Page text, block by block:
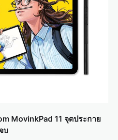
MovinkPad 11 จุดประกาย
บ